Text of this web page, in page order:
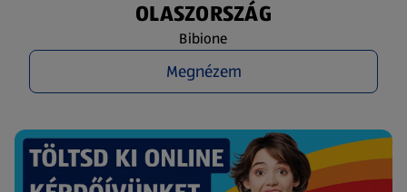
OLASZORSZÁG
Bibione
Megnézem